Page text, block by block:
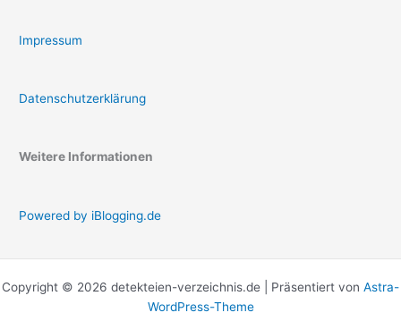
Impressum
Datenschutzerklärung
Weitere Informationen
Powered by iBlogging.de
Copyright © 2026 detekteien-verzeichnis.de | Präsentiert von Astra-
WordPress-Theme